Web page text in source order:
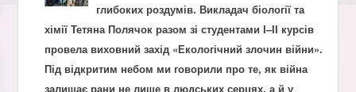
глибоких роздумів. Викладач біології та
хімії Тетяна Полячок разом зі студентами І–ІІ курсів
провела виховний захід «Екологічний злочин війни».
Під відкритим небом ми говорили про те, як війна
залишає рани не лише в людських серцях, а й у